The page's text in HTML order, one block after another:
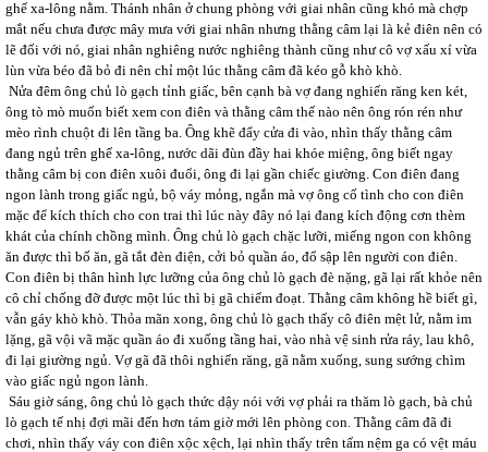
ghế xa-lông nằm. Thánh nhân ở chung phòng với giai nhân cũng khó mà chợp
mắt nếu chưa được mây mưa với giai nhân nhưng thằng câm lại là kẻ điên nên có
lẽ đối với nó, giai nhân nghiêng nước nghiêng thành cũng như cô vợ xấu xí vừa
lùn vừa béo đã bỏ đi nên chỉ một lúc thằng câm đã kéo gỗ khò khò.
Nửa đêm ông chủ lò gạch tỉnh giấc, bên cạnh bà vợ đang nghiến răng ken két,
ông tò mò muốn biết xem con điên và thằng câm thế nào nên ông rón rén như
mèo rình chuột đi lên tầng ba. Ông khẽ đẩy cửa đi vào, nhìn thấy thằng câm
đang ngủ trên ghế xa-lông, nước dãi đùn đầy hai khóe miệng, ông biết ngay
thằng câm bị con điên xuôi đuổi, ông đi lại gần chiếc giường. Con điên đang
ngon lành trong giấc ngủ, bộ váy mỏng, ngắn mà vợ ông cố tình cho con điên
mặc để kích thích cho con trai thì lúc này đây nó lại đang kích động cơn thèm
khát của chính chồng mình. Ông chủ lò gạch chặc lưỡi, miếng ngon con không
ăn được thì bố ăn, gã tắt đèn điện, cởi bỏ quần áo, đổ sập lên người con điên.
Con điên bị thân hình lực lưỡng của ông chủ lò gạch đè nặng, gã lại rất khỏe nên
cô chỉ chống đỡ được một lúc thì bị gã chiếm đoạt. Thằng câm không hề biết gì,
vẫn gáy khò khò. Thỏa mãn xong, ông chủ lò gạch thấy cô điên mệt lử, nằm im
lặng, gã vội vã mặc quần áo đi xuống tầng hai, vào nhà vệ sinh rửa ráy, lau khô,
đi lại giường ngủ. Vợ gã đã thôi nghiến răng, gã nằm xuống, sung sướng chìm
vào giấc ngủ ngon lành.
Sáu giờ sáng, ông chủ lò gạch thức dậy nói với vợ phải ra thăm lò gạch, bà chủ
lò gạch tế nhị đợi mãi đến hơn tám giờ mới lên phòng con. Thằng câm đã đi
chơi, nhìn thấy váy con điên xộc xệch, lại nhìn thấy trên tấm nệm ga có vệt máu